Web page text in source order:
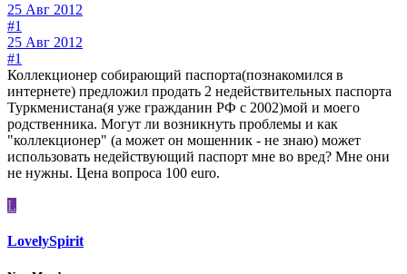
25 Авг 2012
#1
25 Авг 2012
#1
Коллекционер собирающий паспорта(познакомился в
интернете) предложил продать 2 недействительных паспорта
Туркменистана(я уже гражданин РФ с 2002)мой и моего
родственника. Могут ли возникнуть проблемы и как
"коллекционер" (а может он мошенник - не знаю) может
использовать недействующий паспорт мне во вред? Мне они
не нужны. Цена вопроса 100 euro.
L
LovelySpirit